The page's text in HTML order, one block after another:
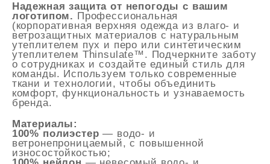
Надежная защита от непогоды с вашим
логотипом. Профессиональная
(корпоративная верхняя одежда из влаго- и
ветрозащитных материалов с натуральным
утеплителем пух и перо или синтетическим
утеплителем Thinsulate™. Подчеркните заботу
о сотрудниках и создайте единый стиль для
команды. Используем только современные
ткани и технологии, чтобы объединить
комфорт, функциональность и узнаваемость
бренда.
Материалы:
100% полиэстер — водо- и
ветронепроницаемый, с повышенной
износостойкостью;